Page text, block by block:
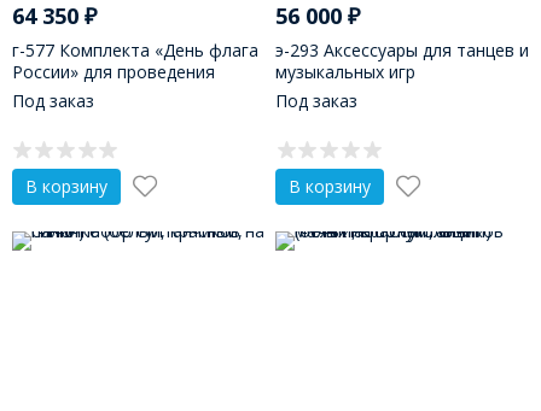
64 350 ₽
г-577 Комплекта «День флага
России» для проведения
праздничного мероприятия
Под заказ
В корзину
56 000₽
э-293 Аксессуары для танцев и
музыкальных игр
Под заказ
В корзину